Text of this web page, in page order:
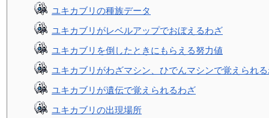
ユキカブリの種族データ
ユキカブリがレベルアップでおぼえるわざ
ユキカブリを倒したときにもらえる努力値
ユキカブリがわざマシン、ひでんマシンで覚えられ
ユキカブリが遺伝で覚えられるわざ
ユキカブリの出現場所